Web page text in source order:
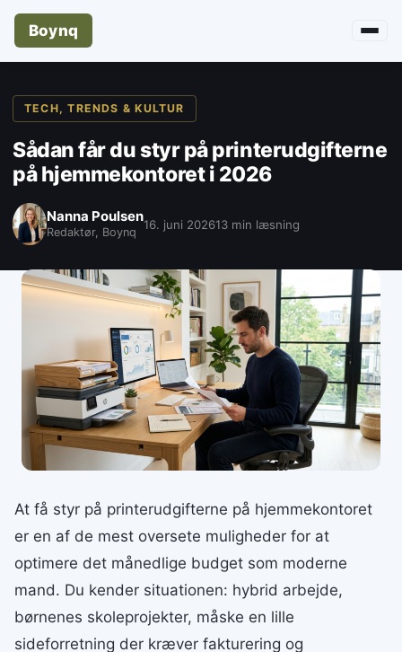
Boynq
TECH, TRENDS & KULTUR
Sådan får du styr på printerudgifterne
på hjemmekontoret i 2026
Nanna Poulsen
Redaktør, Boynq
16. juni 202613 min læsning
At få styr på printerudgifterne på hjemmekontoret
er en af de mest oversete muligheder for at
optimere det månedlige budget som moderne
mand. Du kender situationen: hybrid arbejde,
børnenes skoleprojekter, måske en lille
sideforretning der kræver fakturering og